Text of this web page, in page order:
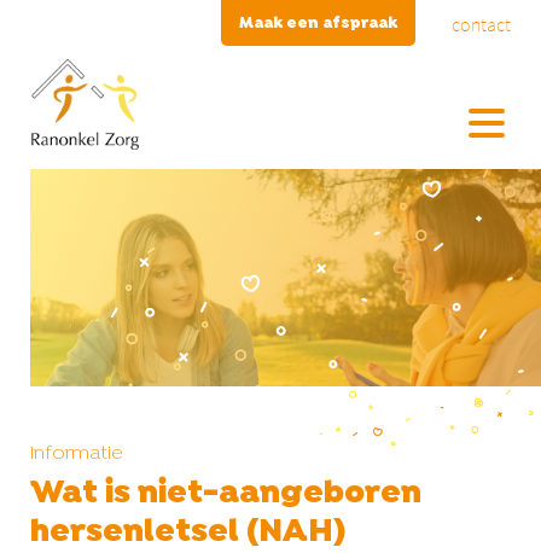
Maak een afspraak contact
Informatie
Wat is niet-aangeboren
hersenletsel (NAH)